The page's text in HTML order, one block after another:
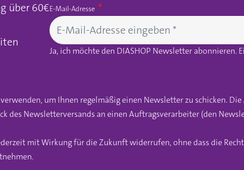
über 60€E-Mail-Adresse
Ja, ich möchte den DIASHOP Newsletter abonnieren.
um Ihnen regelmäßig einen Newsletter zu schicken.
des Newsletterversands an einen Auftragsverarbeiter (den
mit Wirkung für die Zukunft widerrufen, ohne dass die